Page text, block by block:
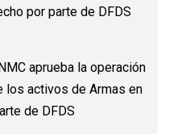
por parte de DFDS
aprueba la operación
los activos de Armas en
de DFDS